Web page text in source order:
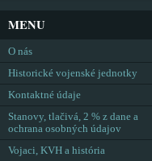
MENU
O nás
Historické vojenské jednotky
Kontaktné údaje
Stanovy, tlačivá, 2 % z dane a
ochrana osobných údajov
Vojaci, KVH a história